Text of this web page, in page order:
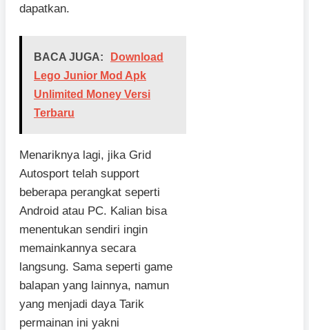
dapatkan.
BACA JUGA:
Download
Lego Junior Mod Apk
Unlimited Money Versi
Terbaru
Menariknya lagi, jika Grid
Autosport telah support
beberapa perangkat seperti
Android atau PC. Kalian bisa
menentukan sendiri ingin
memainkannya secara
langsung. Sama seperti game
balapan yang lainnya, namun
yang menjadi daya Tarik
permainan ini yakni